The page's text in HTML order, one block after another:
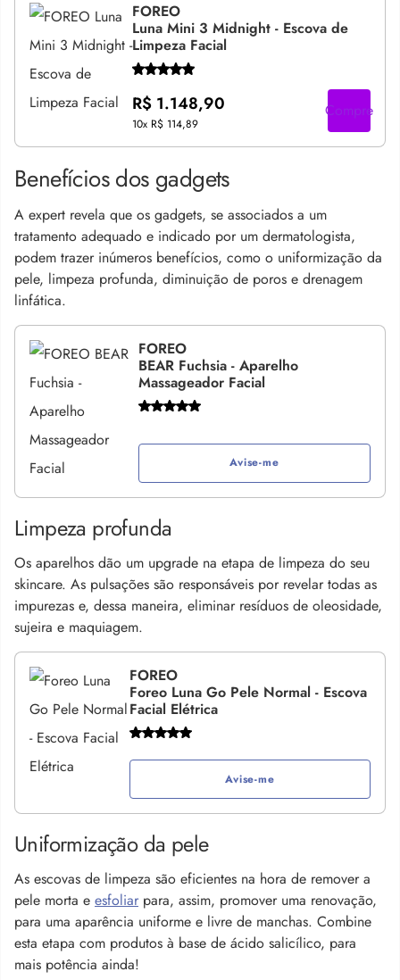
FOREO
Luna Mini 3 Midnight - Escova de
Limpeza Facial
R$ 1.148,90
10x R$ 114,89
Compre
Benefícios dos gadgets
A expert revela que os gadgets, se associados a um
tratamento adequado e indicado por um dermatologista,
podem trazer inúmeros benefícios, como o uniformização da
pele, limpeza profunda, diminuição de poros e drenagem
linfática.
FOREO
BEAR Fuchsia - Aparelho
Massageador Facial
Avise-me
Limpeza profunda
Os aparelhos dão um upgrade na etapa de limpeza do seu
skincare. As pulsações são responsáveis por revelar todas as
impurezas e, dessa maneira, eliminar resíduos de oleosidade,
sujeira e maquiagem.
FOREO
Foreo Luna Go Pele Normal - Escova
Facial Elétrica
Avise-me
Uniformização da pele
As escovas de limpeza são eficientes na hora de remover a
pele morta e esfoliar para, assim, promover uma renovação,
para uma aparência uniforme e livre de manchas. Combine
esta etapa com produtos à base de ácido salicílico, para
mais potência ainda!